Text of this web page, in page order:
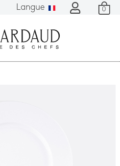
Langue 0